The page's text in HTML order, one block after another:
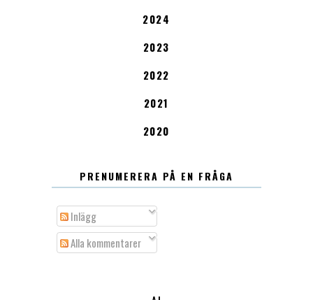
2024
2023
2022
2021
2020
PRENUMERERA PÅ EN FRÅGA
Inlägg
Alla kommentarer